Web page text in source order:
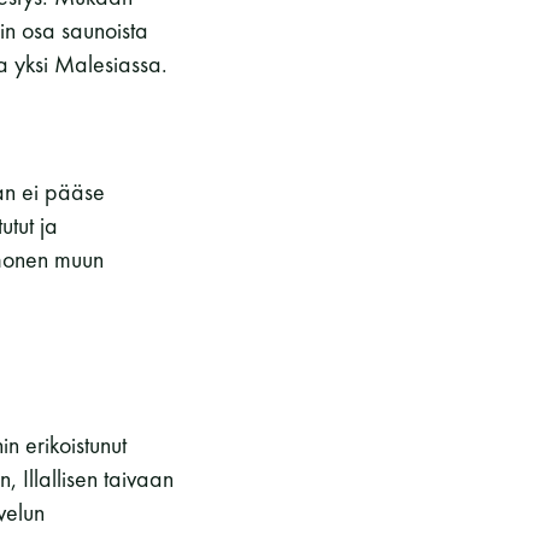
kohteliaita saunomistapoja, joiden
perustana on toisten saunarauhan
kunnioittaminen. Seura vaalii
osa saunoista
yksi Malesiassa.
ei pääse
ja
muun
erikoistunut
Illallisen taivaan